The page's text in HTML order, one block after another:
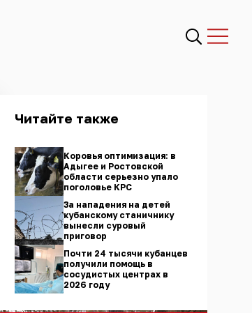
Читайте также
Коровья оптимизация: в
Адыгее и Ростовской
области серьезно упало
поголовье КРС
За нападения на детей
кубанскому станичнику
вынесли суровый
приговор
Почти 24 тысячи кубанцев
получили помощь в
сосудистых центрах в
2026 году